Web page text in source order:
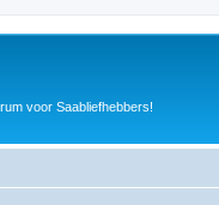
voor Saabliefhebbers!